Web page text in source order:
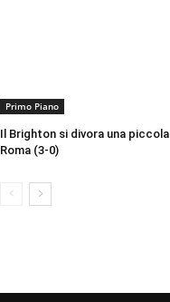
Primo Piano
Il Brighton si divora una piccola
Roma (3-0)